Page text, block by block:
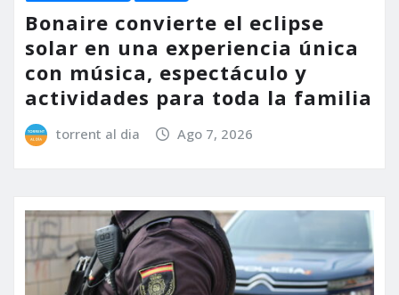
Bonaire convierte el eclipse
solar en una experiencia única
con música, espectáculo y
actividades para toda la familia
torrent al dia Ago 7, 2026